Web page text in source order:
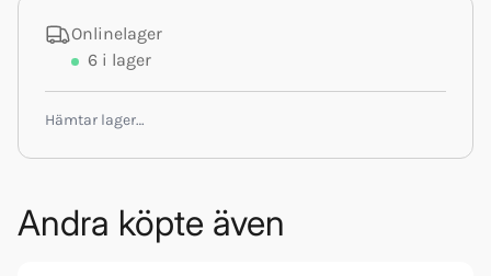
Onlinelager
6 i lager
Hämtar lager…
Andra köpte även